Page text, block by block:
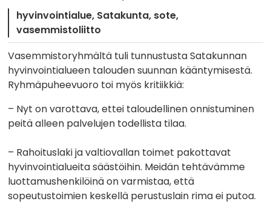
hyvinvointialue Satakunta sote
vasemmistoliitto
Vasemmistoryhmältä tuli tunnustusta Satakunnan
hyvinvointialueen talouden suunnan kääntymisestä.
Ryhmäpuheevuoro toi myös kritiikkiä:
– Nyt on varottava, ettei taloudellinen onnistuminen
peitä alleen palvelujen todellista tilaa.
– Rahoituslaki ja valtiovallan toimet pakottavat
hyvinvointialueita säästöihin. Meidän tehtävämme
luottamushenkilöinä on varmistaa, että
sopeutustoimien keskellä perustuslain rima ei putoa.